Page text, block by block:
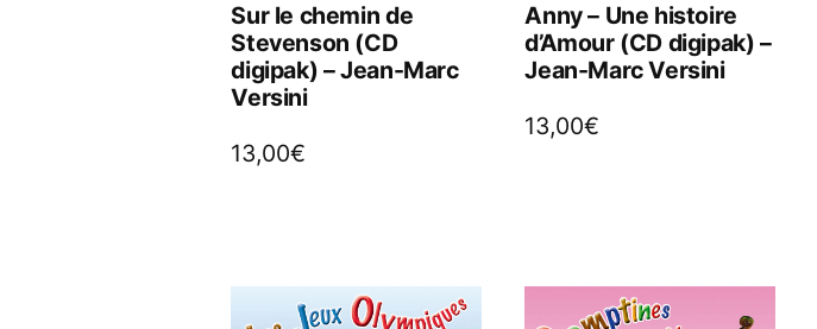
Sur le chemin de
Stevenson (CD
digipak) – Jean-Marc
Versini
13,00€
Anny – Une histoire
d’Amour (CD digipak) –
Jean-Marc Versini
13,00€